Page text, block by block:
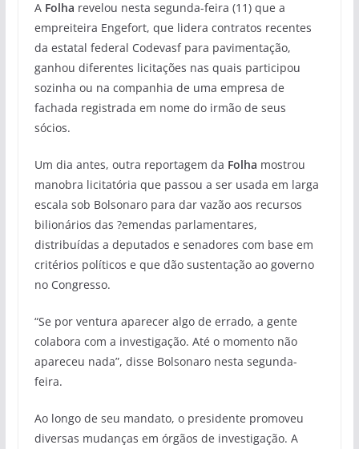
A Folha revelou nesta segunda-feira (11) que a
empreiteira Engefort, que lidera contratos recentes
da estatal federal Codevasf para pavimentação,
ganhou diferentes licitações nas quais participou
sozinha ou na companhia de uma empresa de
fachada registrada em nome do irmão de seus
sócios.
Um dia antes, outra reportagem da Folha mostrou
manobra licitatória que passou a ser usada em larga
escala sob Bolsonaro para dar vazão aos recursos
bilionários das ?emendas parlamentares,
distribuídas a deputados e senadores com base em
critérios políticos e que dão sustentação ao governo
no Congresso.
“Se por ventura aparecer algo de errado, a gente
colabora com a investigação. Até o momento não
apareceu nada”, disse Bolsonaro nesta segunda-
feira.
Ao longo de seu mandato, o presidente promoveu
diversas mudanças em órgãos de investigação. A